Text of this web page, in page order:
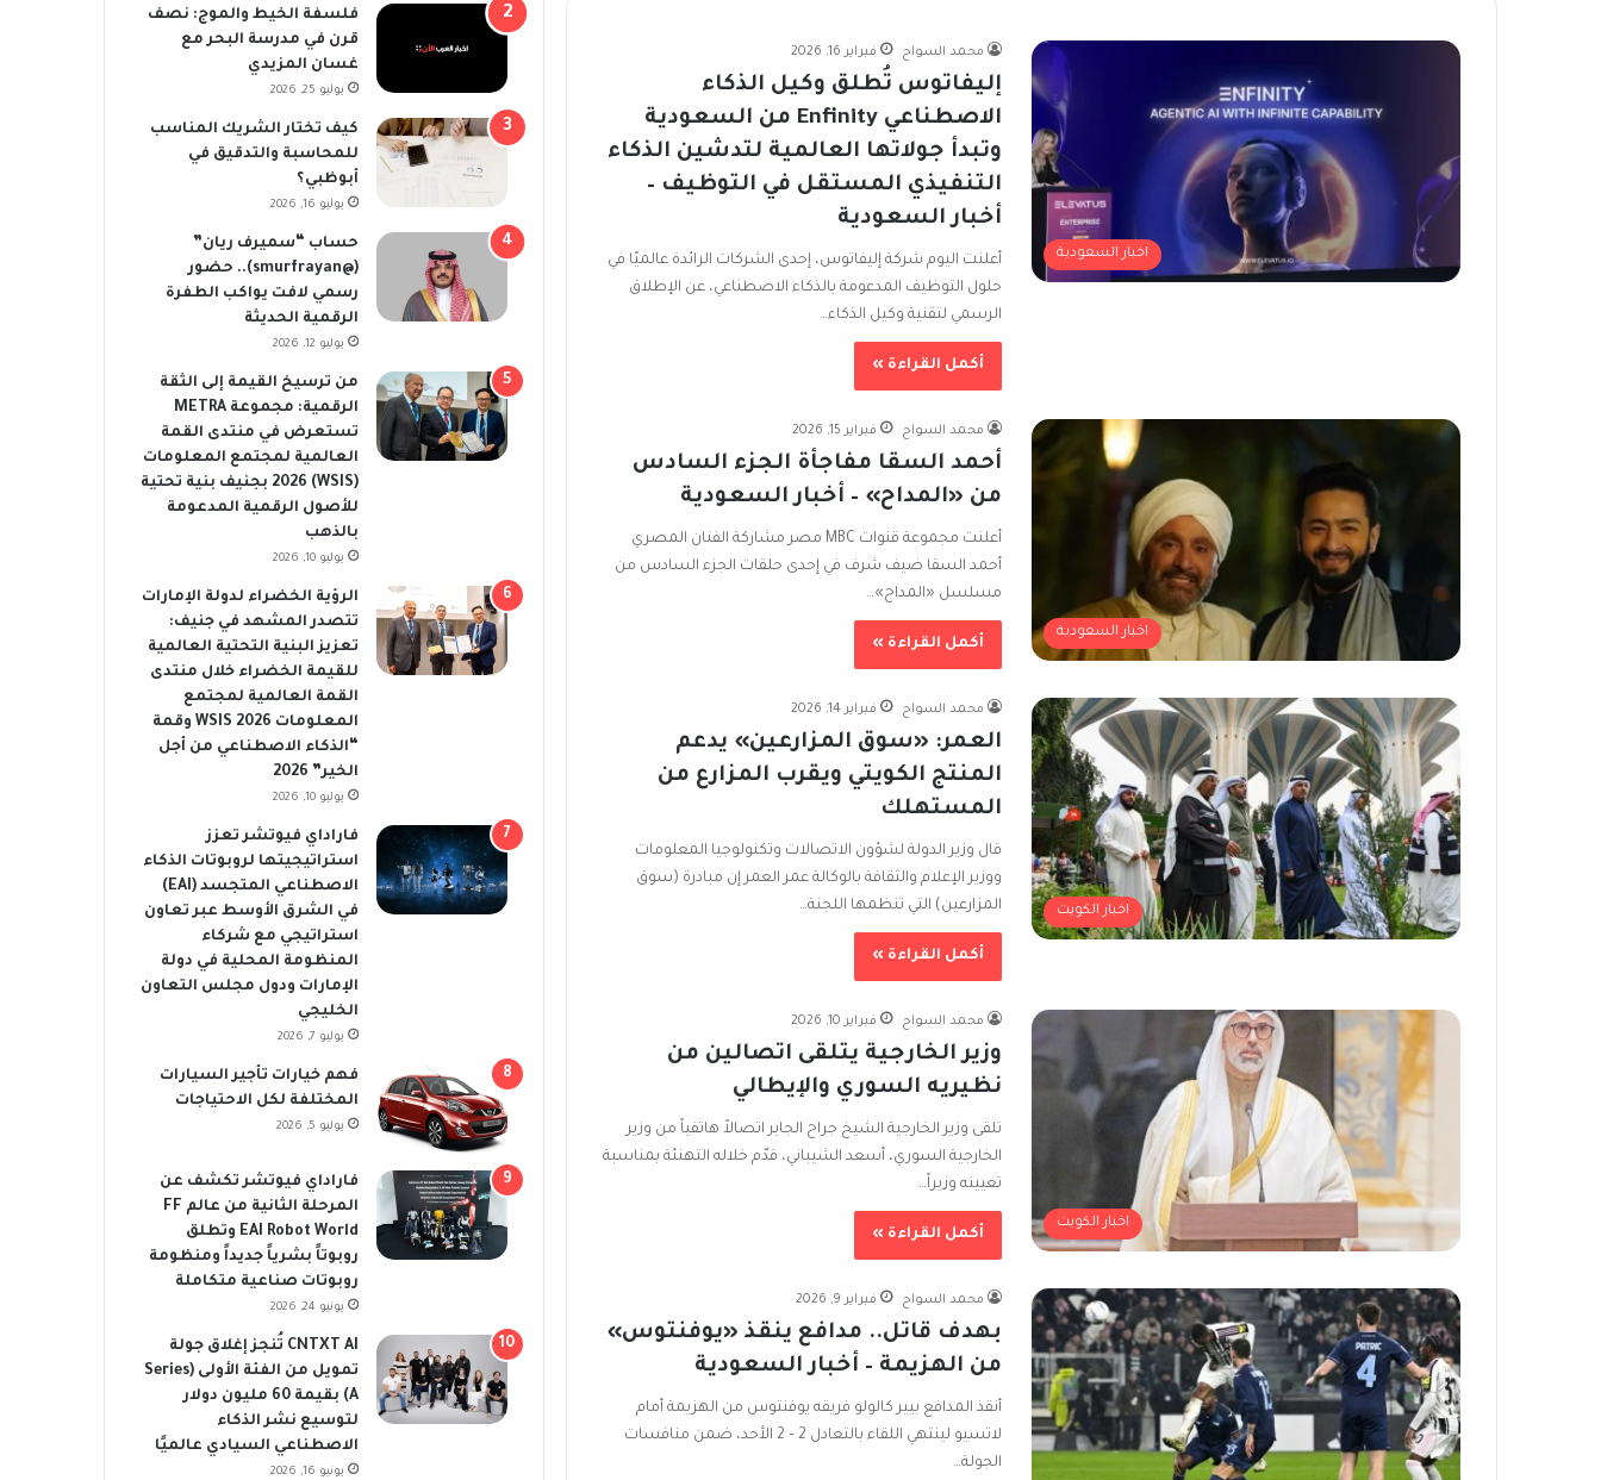
اخبار السعودية
محمد السواح فبراير 16, 2026
إليفاتوس تُطلق وكيل الذكاء
الاصطناعي Enfinity من السعودية
وتبدأ جولاتها العالمية لتدشين الذكاء
التنفيذي المستقل في التوظيف –
أخبار السعودية
أعلنت اليوم شركة إليفاتوس، إحدى الشركات الرائدة عالميًا في
حلول التوظيف المدعومة بالذكاء الاصطناعي، عن الإطلاق
الرسمي لتقنية وكيل الذكاء…
أكمل القراءة »
اخبار السعودية
محمد السواح فبراير 15, 2026
أحمد السقا مفاجأة الجزء السادس
من «المداح» – أخبار السعودية
أعلنت مجموعة قنوات MBC مصر مشاركة الفنان المصري
أحمد السقا ضيف شرف في إحدى حلقات الجزء السادس من
مسلسل «المداح»…
أكمل القراءة »
اخبار الكويت
محمد السواح فبراير 14, 2026
العمر: «سوق المزارعين» يدعم
المنتج الكويتي ويقرب المزارع من
المستهلك
قال وزير الدولة لشؤون الاتصالات وتكنولوجيا المعلومات
ووزير الإعلام والثقافة بالوكالة عمر العمر إن مبادرة (سوق
المزارعين) التي تنظمها اللجنة…
أكمل القراءة »
اخبار الكويت
محمد السواح فبراير 10, 2026
وزير الخارجية يتلقى اتصالين من
نظيريه السوري والإيطالي
تلقى وزير الخارجية الشيخ جراح الجابر اتصالاً هاتفياً من وزير
الخارجية السوري، أسعد الشيباني، قدّم خلاله التهنئة بمناسبة
تعيينه وزيراً…
أكمل القراءة »
محمد السواح فبراير 9, 2026
بهدف قاتل.. مدافع ينقذ «يوفنتوس»
من الهزيمة – أخبار السعودية
أنقذ المدافع بيير كالولو فريقه يوفنتوس من الهزيمة أمام
لاتسيو لينتهي اللقاء بالتعادل 2 – 2 الأحد، ضمن منافسات
الجولة…
فلسفة الخيط والموج: نصف
قرن في مدرسة البحر مع
غسان المزيدي
يوليو 25, 2026
كيف تختار الشريك المناسب
للمحاسبة والتدقيق في
أبوظبي؟
يوليو 16, 2026
حساب “سميرف ريان”
(@smurfrayan).. حضور
رسمي لافت يواكب الطفرة
الرقمية الحديثة
يوليو 12, 2026
من ترسيخ القيمة إلى الثقة
الرقمية: مجموعة METRA
تستعرض في منتدى القمة
العالمية لمجتمع المعلومات
(WSIS) 2026 بجنيف بنية تحتية
للأصول الرقمية المدعومة
بالذهب
يوليو 10, 2026
الرؤية الخضراء لدولة الإمارات
تتصدر المشهد في جنيف:
تعزيز البنية التحتية العالمية
للقيمة الخضراء خلال منتدى
القمة العالمية لمجتمع
المعلومات WSIS 2026 وقمة
“الذكاء الاصطناعي من أجل
الخير” 2026
يوليو 10, 2026
فاراداي فيوتشر تعزز
استراتيجيتها لروبوتات الذكاء
الاصطناعي المتجسد (EAI)
في الشرق الأوسط عبر تعاون
استراتيجي مع شركاء
المنظومة المحلية في دولة
الإمارات ودول مجلس التعاون
الخليجي
يوليو 7, 2026
فهم خيارات تأجير السيارات
المختلفة لكل الاحتياجات
يوليو 5, 2026
فاراداي فيوتشر تكشف عن
المرحلة الثانية من عالم FF
EAI Robot World وتطلق
روبوتاً بشرياً جديداً ومنظومة
روبوتات صناعية متكاملة
يونيو 24, 2026
CNTXT AI تُنجز إغلاق جولة
تمويل من الفئة الأولى (Series
A) بقيمة 60 مليون دولار
لتوسيع نشر الذكاء
الاصطناعي السيادي عالميًا
يونيو 16, 2026